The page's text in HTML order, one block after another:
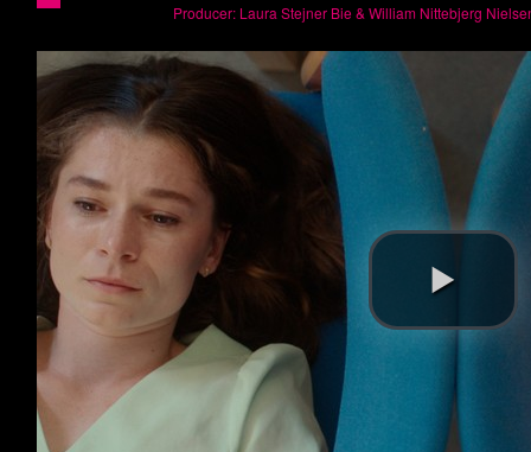
Producer: Laura Stejner Bie & William Nittebjerg